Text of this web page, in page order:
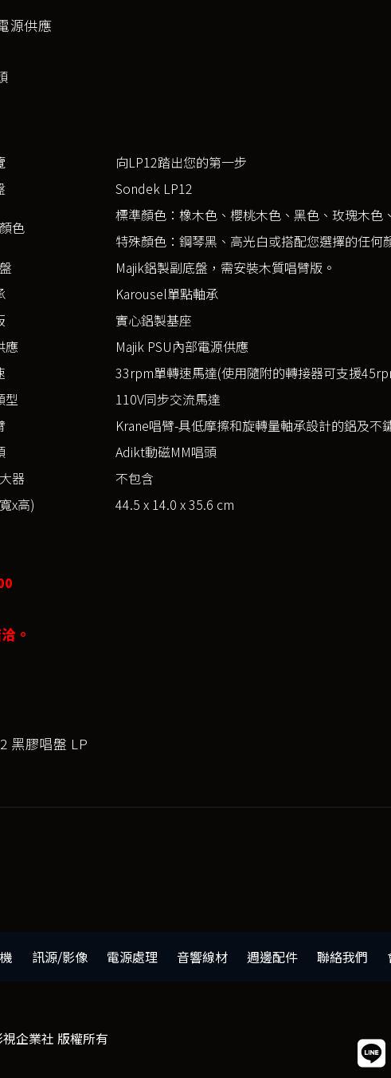
源供應
向LP12踏出您的第一步
Sondek LP12
色
標準顏色：橡木色、櫻桃木色、黑色、玫瑰木色
特殊顏色：鋼琴黑、高光白或搭配您選擇的任何
Majik鋁製副底盤，需安裝木質唱臂版。
Karousel單點軸承
實心鋁製基座
應
Majik PSU內部電源供應
33rpm單轉速馬達(使用隨附的轉接器可支援
型
110V同步交流馬達
Krane唱臂-具低摩擦和旋轉量軸承設計的鋁及不
Adikt動磁MM唱頭
器
不包含
x高)
44.5 x 14.0 x 35.6 cm
。
黑膠唱盤 LP
訊源/影像 電源處理 音響線材 週邊配件 聯絡我們
企業社 版權所有